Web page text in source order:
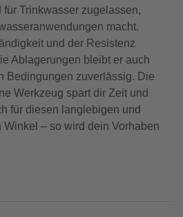
für Trinkwasser zugelassen,
macht.
und der Resistenz
Ablagerungen bleibt er auch
Bedingungen zuverlässig. Die
Werkzeug spart dir Zeit und
für diesen langlebigen und
– so wird dein Vorhaben